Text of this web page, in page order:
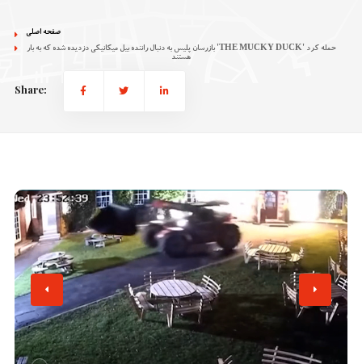
صفحه اصلی
بازرسان پلیس به دنبال راننده بیل میکانیکی دزدیده شده که به بار 'THE MUCKY DUCK' حمله کرد
هستند
Share: